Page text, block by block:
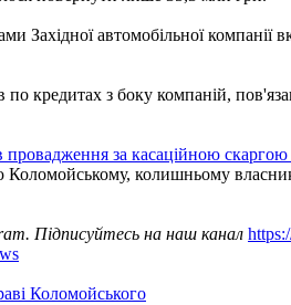
Західної автомобільної
по кредитах з боку компаній,
провадження за касаційною
колишньому
Підписуйтесь на наш канал
Коломойського